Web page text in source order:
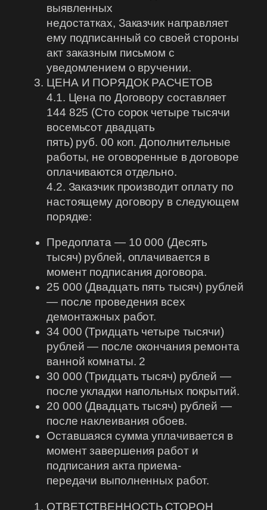
выявленных
недостатках, Заказчик направляет
ему подписанный со своей стороны
акт заказным письмом с
уведомлением о вручении.
ЦЕНА И ПОРЯДОК РАСЧЕТОВ
4.1. Цена по Договору составляет
144 825 (Сто сорок четыре тысячи
восемьсот двадцать
пять) руб. 00 коп. Дополнительные
работы, не оговоренные в договоре
оплачиваются отдельно.
4.2. Заказчик производит оплату по
настоящему договору в следующем
порядке:
Предоплата — 10 000 (Десять
тысяч) рублей, оплачивается в
момент подписания договора.
25 000 (Двадцать пять тысяч) рублей
— после проведения всех
демонтажных работ.
34 000 (Тридцать четыре тысячи)
рублей — после окончания ремонта
ванной комнаты. 2
30 000 (Тридцать тысяч) рублей —
после укладки напольных покрытий.
20 000 (Двадцать тысяч) рублей —
после наклеивания обоев.
Оставшаяся сумма уплачивается в
момент завершения работ и
подписания акта приема-
передачи выполненных работ.
ОТВЕТСТВЕННОСТЬ СТОРОН